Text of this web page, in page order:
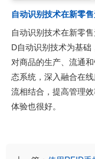
自动识别技术在新零
自动识别技术在新零
D自动识别技术为基础
对商品的生产、流通
态系统，深入融合在
流相结合，提高管理
体验也很好。